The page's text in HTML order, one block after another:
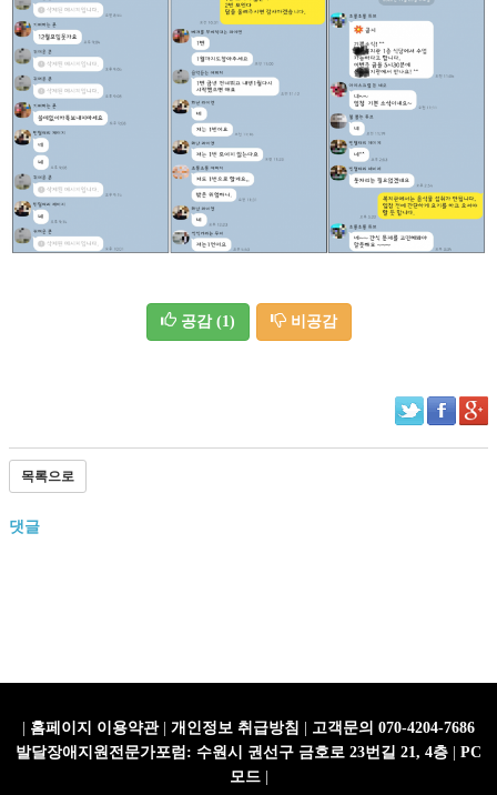
공감(1) 비공감
목록으로
댓글
홈페이지 이용약관| 개인정보 취급방침
고객문의 070-4204-7686
발달장애지원전문가포럼: 수원시 권선구 금호로 23번길 21, 4층
PC
모드|